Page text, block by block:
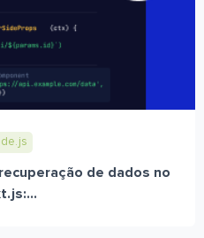
de dados no